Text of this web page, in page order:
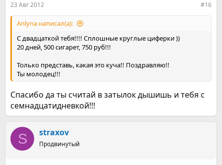
23 Авг 2012 #16
Anlyna написал(а):
С двадцаткой тебя!!!! Сплошные круглые циферки ))
20 дней, 500 сигарет, 750 руб!!!
Только представь, какая это куча!! Поздравляю!!
Ты молодец!!!
Спасибо да ты считай в затылок дышишь и тебя с
семнадцатидневкой!!!
S straxov
Продвинутый